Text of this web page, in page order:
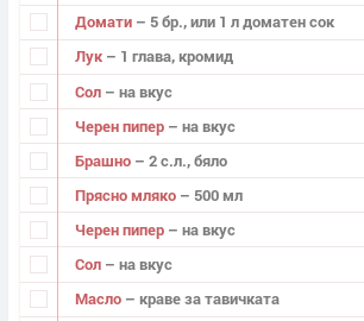
Домати – 5 бр., или 1 л доматен сок
Лук – 1 глава, кромид
Сол – на вкус
Черен пипер – на вкус
Брашно – 2 с.л., бяло
Прясно мляко – 500 мл
Черен пипер – на вкус
Сол – на вкус
Масло – краве за тавичката